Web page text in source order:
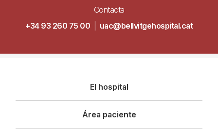
Contacta
+34 93 260 75 00
uac@bellvitgehospital.cat
principal
El hospital
Área paciente